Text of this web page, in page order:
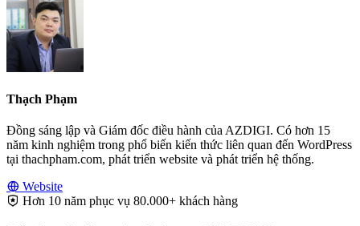
Thạch Phạm
Đồng sáng lập và Giám đốc điều hành của AZDIGI. Có hơn 15
năm kinh nghiệm trong phổ biến kiến thức liên quan đến WordPress
tại thachpham.com, phát triển website và phát triển hệ thống.
Website
Hơn 10 năm phục vụ 80.000+ khách hàng